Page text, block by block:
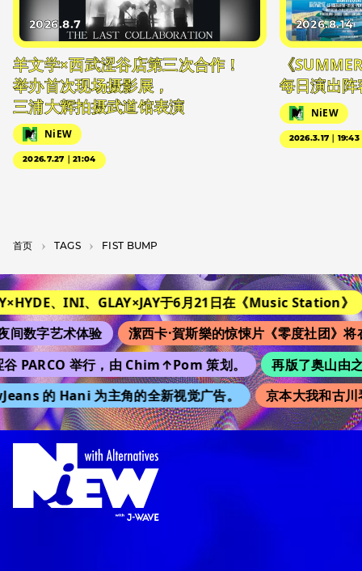
2026.8.7
羊文学×西武涩谷店第三次合作！
举办首次现场摄影展，
三浦大辉拍摄武道馆表演
NiEW
2026.7.27｜21:04
2026.8.14
《
每日演出阵
NiEW
2026.3.17｜19:43
首页 T­A­G­S FIST BUMP
、INI、GLAY×JAY于6月21日在《Music Station》
改
艺术体验
潔西卡·賀斯樂的惊悚片《零度社团》将在日
举行，由 Chim↑Pom 策划。
再版了奥山由之
的 Hani 为主角的全新视觉广告。
京本大我和古川琴